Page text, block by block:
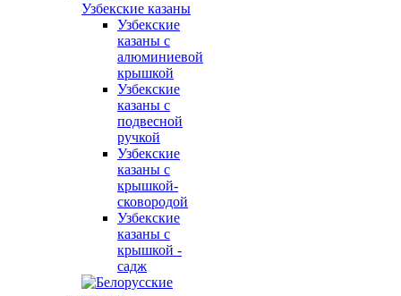
Узбекские казаны
Узбекские
казаны с
алюминиевой
крышкой
Узбекские
казаны с
подвесной
ручкой
Узбекские
казаны с
крышкой-
сковородой
Узбекские
казаны с
крышкой -
садж